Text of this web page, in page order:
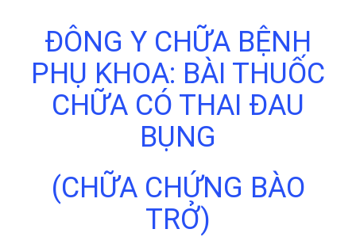
ĐÔNG Y CHỮA BỆNH
PHỤ KHOA: BÀI THUỐC
CHỮA CÓ THAI ĐAU
BỤNG
(CHỮA CHỨNG BÀO
TRỞ)